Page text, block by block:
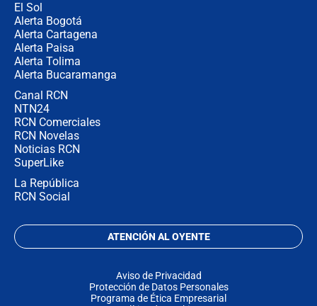
El Sol
Alerta Bogotá
Alerta Cartagena
Alerta Paisa
Alerta Tolima
Alerta Bucaramanga
Canal RCN
NTN24
RCN Comerciales
RCN Novelas
Noticias RCN
SuperLike
La República
RCN Social
ATENCIÓN AL OYENTE
Aviso de Privacidad
Protección de Datos Personales
Programa de Ética Empresarial